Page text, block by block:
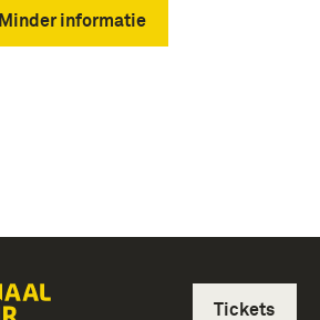
Minder informatie
Tickets